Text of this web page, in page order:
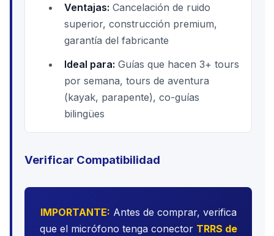
Ventajas: Cancelación de ruido
superior, construcción premium,
garantía del fabricante
Ideal para: Guías que hacen 3+ tours
por semana, tours de aventura
(kayak, parapente), co-guías
bilingües
Verificar Compatibilidad
IMPORTANTE: Antes de comprar, verifica
que el micrófono tenga conector TRRS de